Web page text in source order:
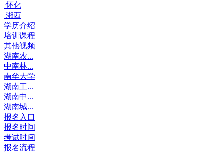
怀化
湘西
学历介绍
培训课程
其他视频
湖南农...
中南林...
南华大学
湖南工...
湖南中...
湖南城...
报名入口
报名时间
考试时间
报名流程